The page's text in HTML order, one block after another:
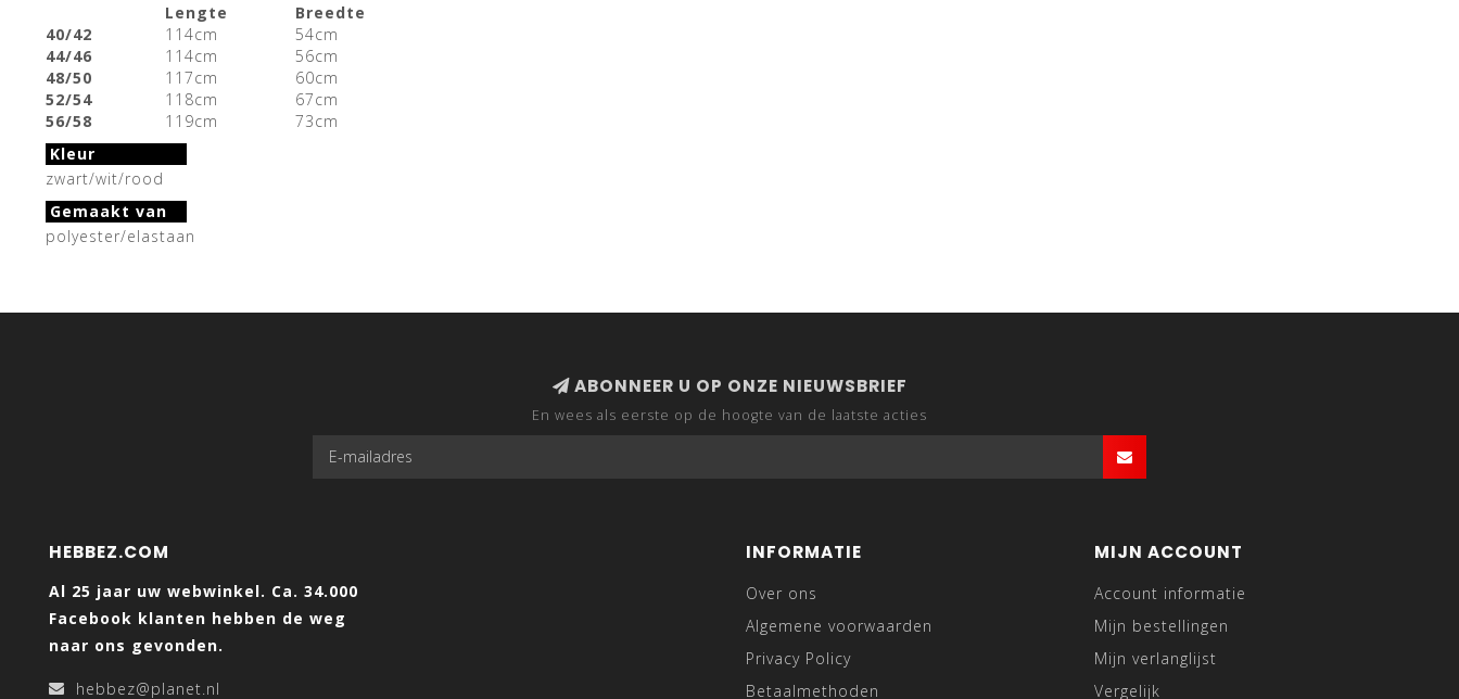
Lengte
Breedte
40/42
114cm
54cm
44/46
114cm
56cm
48/50
117cm
60cm
52/54
118cm
67cm
56/58
119cm
73cm
Kleur
zwart/wit/rood
Gemaakt van
polyester/elastaan
ABONNEER U OP ONZE NIEUWSBRIEF
En wees als eerste op de hoogte van de laatste acties
HEBBEZ.COM
Al 25 jaar uw webwinkel. Ca. 34.000
Facebook klanten hebben de weg
naar ons gevonden.
hebbez@planet.nl
INFORMATIE
Over ons
Algemene voorwaarden
Privacy Policy
Betaalmethoden
MIJN ACCOUNT
Account informatie
Mijn bestellingen
Mijn verlanglijst
Vergelijk